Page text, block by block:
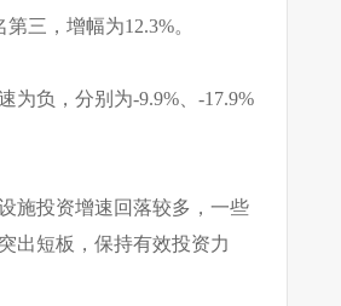
三，增幅为12.3%。
为负，分别为-9.9%、-17.9%
施投资增速回落较多，一些
出短板，保持有效投资力